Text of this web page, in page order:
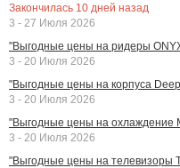
Закончилась 10 дней назад
3 - 27 Июля 2026
"Выгодные цены на ридеры
3 - 20 Июля 2026
"Выгодные цены на корпуса
3 - 20 Июля 2026
"Выгодные цены на охлаждение
3 - 20 Июля 2026
"Выгодные цены на телевизоры